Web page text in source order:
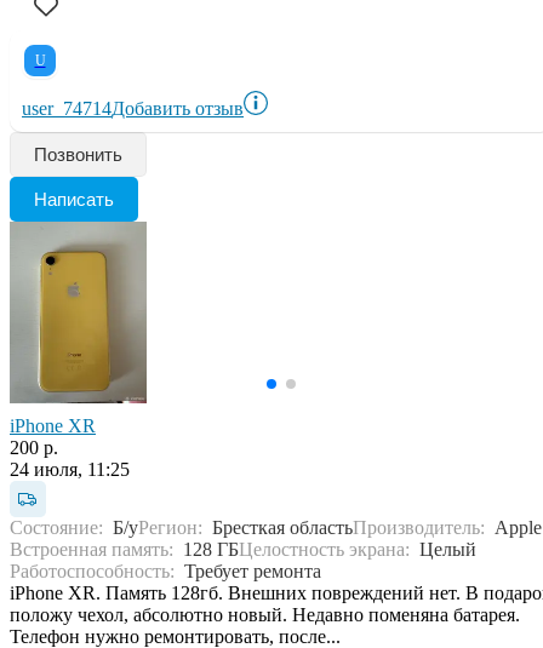
U
user_74714Добавить отзыв
Позвонить
Написать
iPhone XR
200 р.
24 июля, 11:25
Состояние: Б/уРегион: Бресткая областьПроизводитель: Apple
Встроенная память: 128 ГБЦелостность экрана: Целый
Работоспособность: Требует ремонта
iPhone XR. Память 128гб. Внешних повреждений нет. В
положу чехол, абсолютно новый. Недавно поменяна батарея.
Телефон нужно ремонтировать, после...